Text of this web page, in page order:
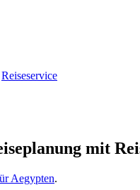
Reiseservice
mit
Aegypten.